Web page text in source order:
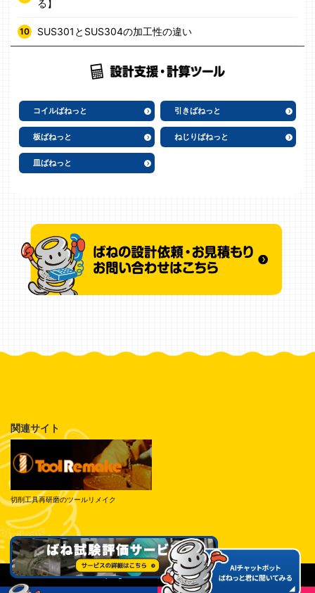
る】
SUS301とSUS304の加工性の違い
コイルばねっと 引きばねっと
板ばねっと ねじりばねっと
皿ばねっと
関連サイト
切削工具再研磨のツールリメイク
© Tokai Spring Industries, Inc. All Rights Reserved.